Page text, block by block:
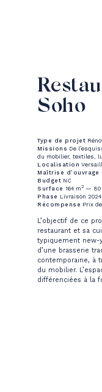
Soho
Type de projet
Missions De
du mobilier, textiles,
Localisation
Maîtrise d’ouvrage
Budget NC
Surface 164 m2— 80
Phase Livraison 2024
Récompense Prix
L’objectif de ce
restaurant et sa
typiquement new-
d’une brasserie
contemporaine, à
du mobilier.
différenciées à la